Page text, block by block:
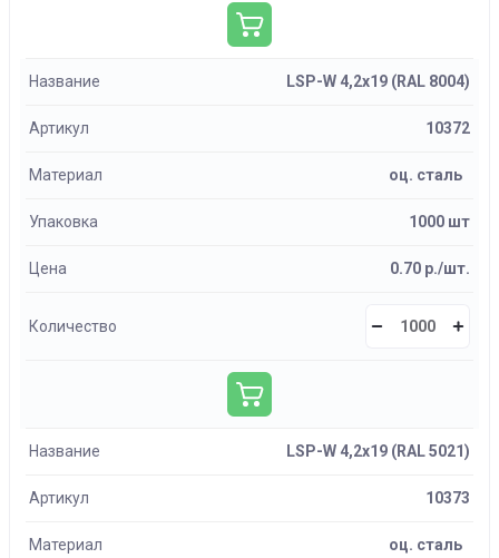
Название LSP-W 4,2х19 (RAL 8004)
Артикул 10372
Материал оц. сталь
Упаковка 1000 шт
Цена 0.70 р./шт.
Количество
Название LSP-W 4,2х19 (RAL 5021)
Артикул 10373
Материал оц. сталь